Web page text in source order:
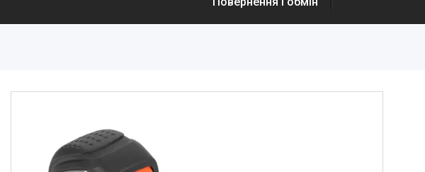
Поширені запитання
Доставка та оплата